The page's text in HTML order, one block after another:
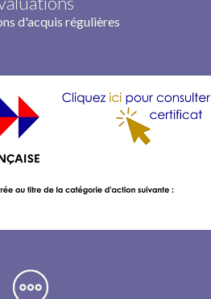
d'acquis régulières